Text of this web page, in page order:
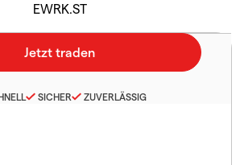
EWRK.ST
SICHER ZUVERLÄSSIG